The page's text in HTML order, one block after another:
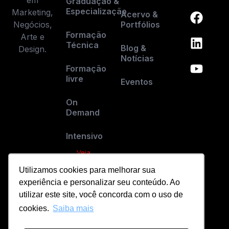
Utilizamos cookies para melhorar sua
experiência e personalizar seu conteúdo. Ao
utilizar este site, você concorda com o uso de
cookies. Saiba mais
Marketing,
Negócios,
Arte e
Design.
Especialização
Formação
Técnica
Formação
livre
On
Demand
Intensivo
Veja
cursos
Acervo &
Portfólios
Blog &
Notícias
Eventos